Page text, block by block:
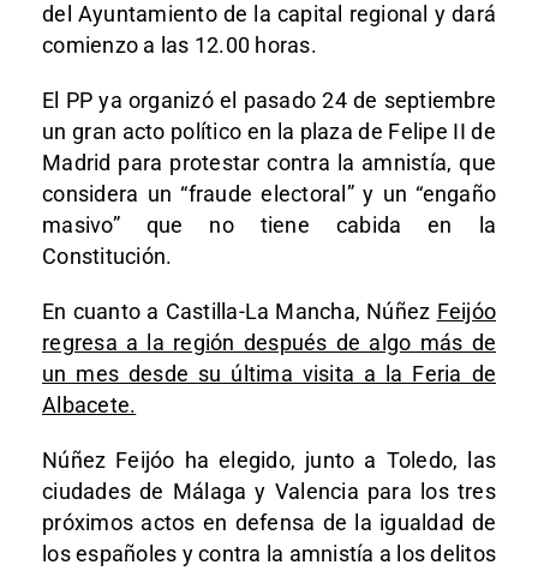
del Ayuntamiento de la capital regional y dará
comienzo a las 12.00 horas.
El PP ya organizó el pasado 24 de septiembre
un gran acto político en la plaza de Felipe II de
Madrid para protestar contra la amnistía, que
considera un “fraude electoral” y un “engaño
masivo” que no tiene cabida en la
Constitución.
En cuanto a Castilla-La Mancha, Núñez Feijóo
regresa a la región después de algo más de
un mes desde su última visita a la Feria de
Albacete.
Núñez Feijóo ha elegido, junto a Toledo, las
ciudades de Málaga y Valencia para los tres
próximos actos en defensa de la igualdad de
los españoles y contra la amnistía a los delitos